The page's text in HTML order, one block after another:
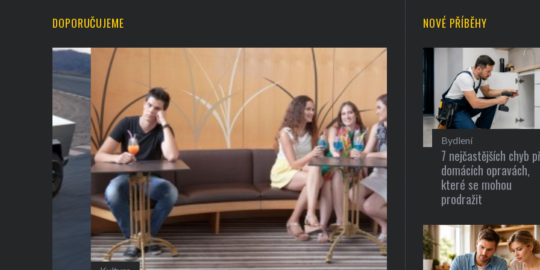
DOPORUČUJEME NOVÉ PŘÍBĚHY
Bydlení
7 nejčastějších chyb
domácích opravách,
které se mohou
prodražit